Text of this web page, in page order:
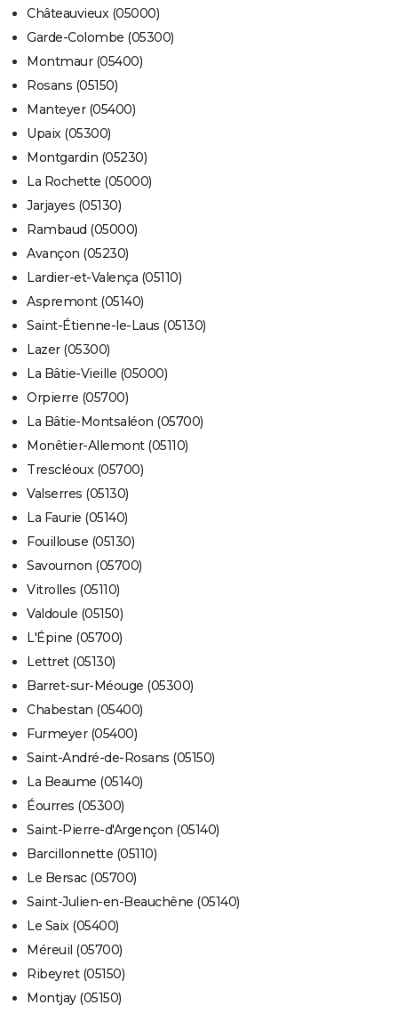
Châteauvieux (05000)
Garde-Colombe (05300)
Montmaur (05400)
Rosans (05150)
Manteyer (05400)
Upaix (05300)
Montgardin (05230)
La Rochette (05000)
Jarjayes (05130)
Rambaud (05000)
Avançon (05230)
Lardier-et-Valença (05110)
Aspremont (05140)
Saint-Étienne-le-Laus (05130)
Lazer (05300)
La Bâtie-Vieille (05000)
Orpierre (05700)
La Bâtie-Montsaléon (05700)
Monêtier-Allemont (05110)
Trescléoux (05700)
Valserres (05130)
La Faurie (05140)
Fouillouse (05130)
Savournon (05700)
Vitrolles (05110)
Valdoule (05150)
L'Épine (05700)
Lettret (05130)
Barret-sur-Méouge (05300)
Chabestan (05400)
Furmeyer (05400)
Saint-André-de-Rosans (05150)
La Beaume (05140)
Éourres (05300)
Saint-Pierre-d'Argençon (05140)
Barcillonnette (05110)
Le Bersac (05700)
Saint-Julien-en-Beauchêne (05140)
Le Saix (05400)
Méreuil (05700)
Ribeyret (05150)
Montjay (05150)